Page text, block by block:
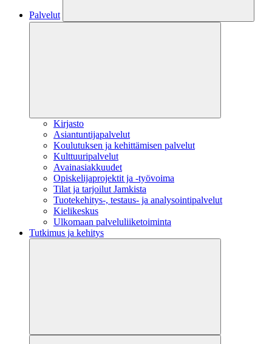
Palvelut
Kirjasto
Asiantuntijapalvelut
Koulutuksen ja kehittämisen palvelut
Kulttuuripalvelut
Avainasiakkuudet
Opiskelijaprojektit​ ja -työvoima
Tilat ja tarjoilut Jamkista
Tuotekehitys-, testaus- ja analysointipalvelut
Kielikeskus
Ulkomaan palveluliiketoiminta
Tutkimus ja kehitys